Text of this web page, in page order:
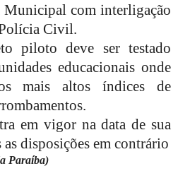
Municipal com interligação
Civil.
piloto deve ser testado
educacionais onde
mais altos índices de
em vigor na data de sua
disposições em contrário
Paraíba)